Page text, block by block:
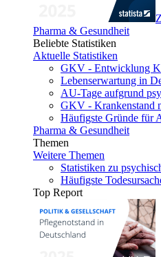
Pharma & Gesundheit
Beliebte Statistiken
Aktuelle Statistiken
GKV - Entwicklung
Lebenserwartung in
AU-Tage aufgrund
GKV - Krankenstand
Häufigste Gründe für
Pharma & Gesundheit
Themen
Weitere Themen
Statistiken zu
Häufigste
Top Report